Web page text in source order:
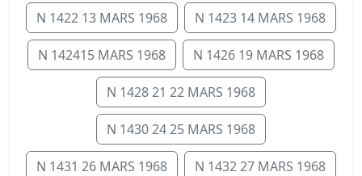
N 1422 13 MARS 1968 N 1423 14 MARS 1968
N 142415 MARS 1968 N 1426 19 MARS 1968
N 1428 21 22 MARS 1968
N 1430 24 25 MARS 1968
N 1431 26 MARS 1968 N 1432 27 MARS 1968